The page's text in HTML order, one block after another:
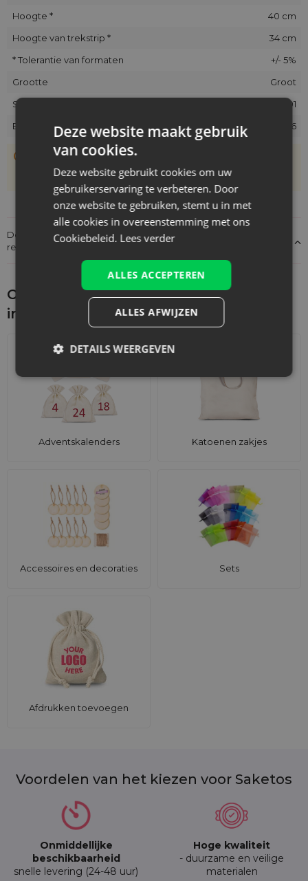
Hoogte *
40 cm
Hoogte van trekstrip *
34 cm
* Tolerantie van formaten
+/- 5%
Grootte
Groot
SKU
NLIN-3040-NAT-ONI.PL-001
EAN
5903003407836
De zakjes zijn met de hand genaaid, daarom kan hun
werkelijke grootte afwijken van de opgegeven maat met
Details over de conformiteit van het product met de
regelgeving: Productverantwoordelijkheid
Ontdek wat je nog meer zou kunnen
interesseren
Adventskalenders Katoenen zakjes
Accessoires en decoraties Sets
Afdrukken toevoegen
Voordelen van het kiezen voor Saketos
Onmiddellijke
beschikbaarheid
snelle levering (24-48 uur)
Hoge kwaliteit
- duurzame en veilige
materialen
Deze website maakt gebruik
van cookies.
Deze website gebruikt cookies om uw
gebruikerservaring te verbeteren. Door
onze website te gebruiken, stemt u in met
alle cookies in overeenstemming met ons
Cookiebeleid. Lees verder
ALLES ACCEPTEREN
ALLES AFWIJZEN
DETAILS WEERGEVEN